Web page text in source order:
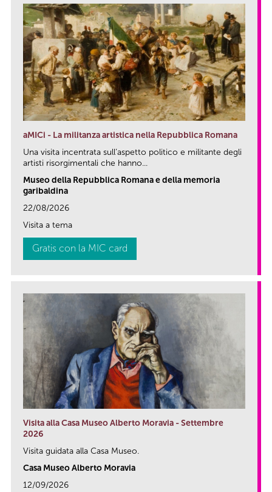
aMICi - La militanza artistica nella Repubblica Romana
Una visita incentrata sull’aspetto politico e militante degli
artisti risorgimentali che hanno...
Museo della Repubblica Romana e della memoria
garibaldina
22/08/2026
Visita a tema
Gratis con la MIC card
Visita alla Casa Museo Alberto Moravia - Settembre
2026
Visita guidata alla Casa Museo.
Casa Museo Alberto Moravia
12/09/2026